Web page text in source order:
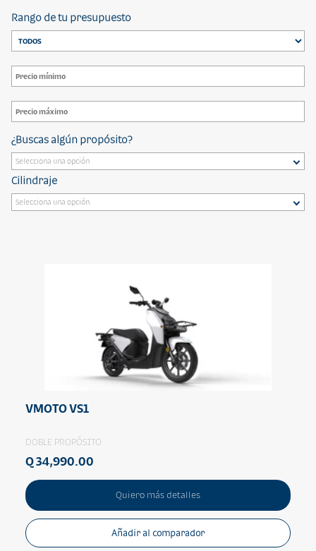
Rango de tu presupuesto
¿Buscas algún propósito?
Cilindraje
VMOTO VS1
DOBLE PROPÓSITO
Q 34,990.00
Quiero más detalles
Añadir al comparador